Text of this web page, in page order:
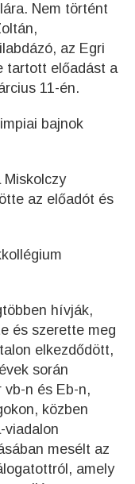
Nem történt
az Egri
tartott előadást a
11-én.
Miskolczy
az előadót és
hívják,
és szerette meg
elkezdődött,
során
vb-n és Eb-n,
közben
viadalon
mesélt az
amely